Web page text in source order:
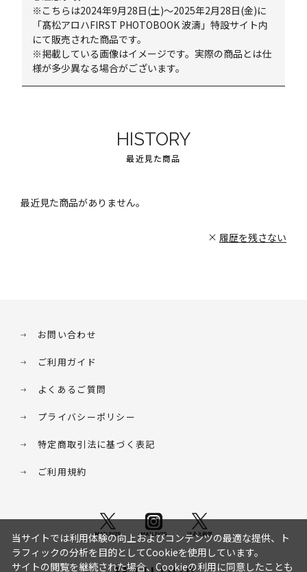
※こちらは2024年9月28日(土)～2025年2月28日(金)に
「髙松アロハFIRST PHOTOBOOK 波濤」特設サイト内
にて販売された商品です。
※掲載している画像はイメージです。実際の商品とは仕
様が多少異なる場合がございます。
HISTORY
最近見た商品
最近見た商品がありません。
履歴を残さない
お問い合わせ
ご利用ガイド
よくあるご質問
プライバシーポリシー
特定商取引法に基づく表記
ご利用規約
当サイトでは利用体験の向上およびコンテンツの最適な提供、ト
ラフィックの分析を目的としてCookieを使用しています。
サイトの閲覧を継続された場合、Cookieの利用に同意したことも